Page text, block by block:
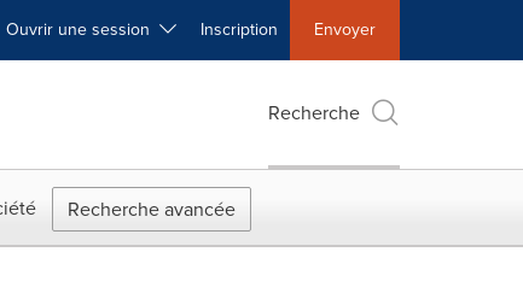
Ouvrir une session Inscription Envoyer
Recherche
Recherche avancée